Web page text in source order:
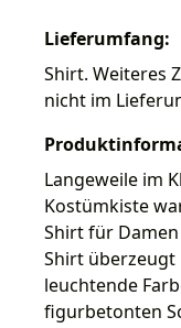
Lieferumfang:
Shirt. Weiteres
nicht im
Langeweile im
Kostümkiste
Shirt für
Shirt
leuchtende
figurbetonten